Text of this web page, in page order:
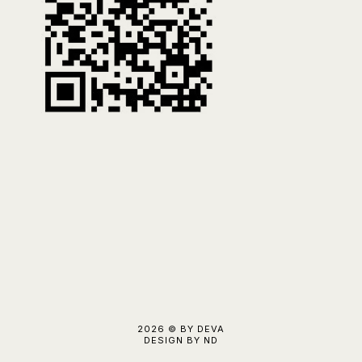
2026 © BY DEVA
DESIGN BY ND